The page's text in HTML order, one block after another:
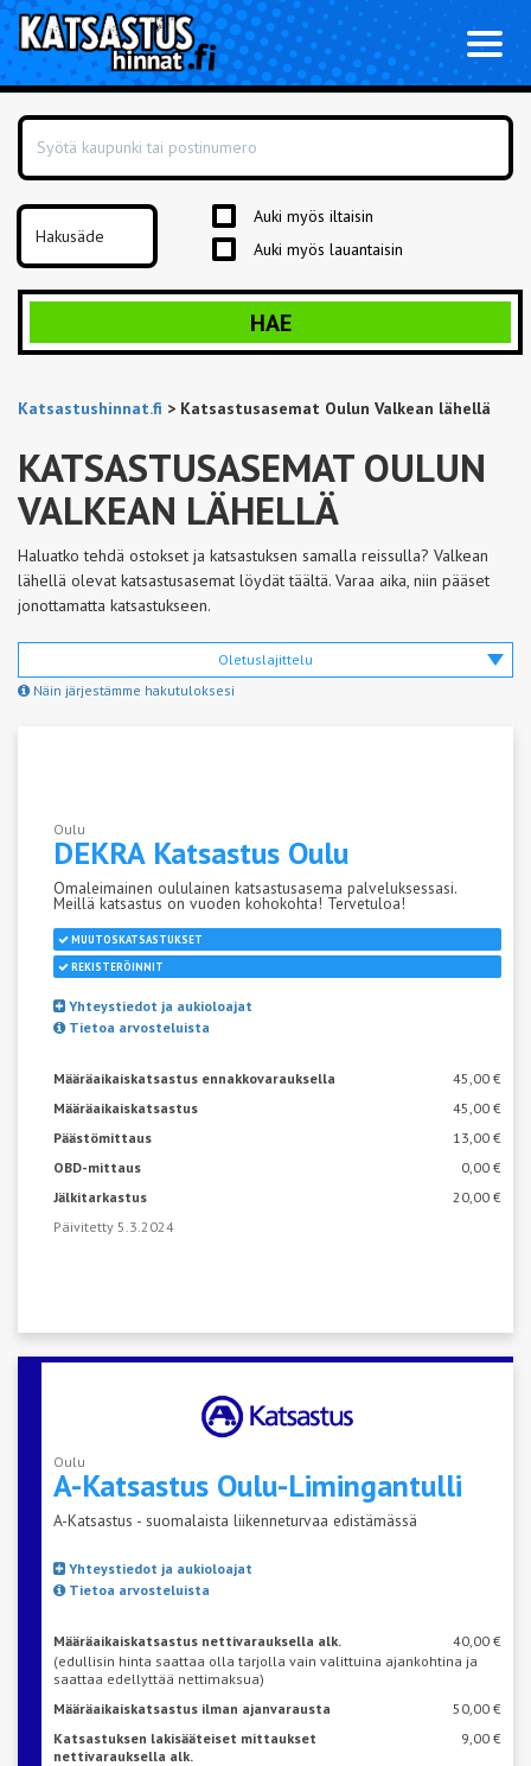
Auki myös iltaisin
Auki myös lauantaisin
HAE
Katsastushinnat.fi > Katsastusasemat Oulun Valkean lähellä
KATSASTUSASEMAT OULUN
VALKEAN LÄHELLÄ
Haluatko tehdä ostokset ja katsastuksen samalla reissulla? Valkean
lähellä olevat katsastusasemat löydät täältä. Varaa aika, niin pääset
jonottamatta katsastukseen.
Oletuslajittelu
Näin järjestämme hakutuloksesi
Oulu
DEKRA Katsastus Oulu
Omaleimainen oululainen katsastusasema palveluksessasi.
Meillä katsastus on vuoden kohokohta! Tervetuloa!
MUUTOSKATSASTUKSET
REKISTERÖINNIT
Yhteystiedot ja aukioloajat
Tietoa arvosteluista
Määräaikaiskatsastus ennakkovarauksella
45,00 €
Määräaikaiskatsastus
45,00 €
Päästömittaus
13,00 €
OBD-mittaus
0,00 €
Jälkitarkastus
20,00 €
Päivitetty 5.3.2024
Oulu
A-Katsastus Oulu-Limingantulli
A-Katsastus - suomalaista liikenneturvaa edistämässä
Yhteystiedot ja aukioloajat
Tietoa arvosteluista
Määräaikaiskatsastus nettivarauksella alk.
40,00 €
(edullisin hinta saattaa olla tarjolla vain valittuina ajankohtina ja
saattaa edellyttää nettimaksua)
Määräaikaiskatsastus ilman ajanvarausta
50,00 €
Katsastuksen lakisääteiset mittaukset
nettivarauksella alk.
9,00 €